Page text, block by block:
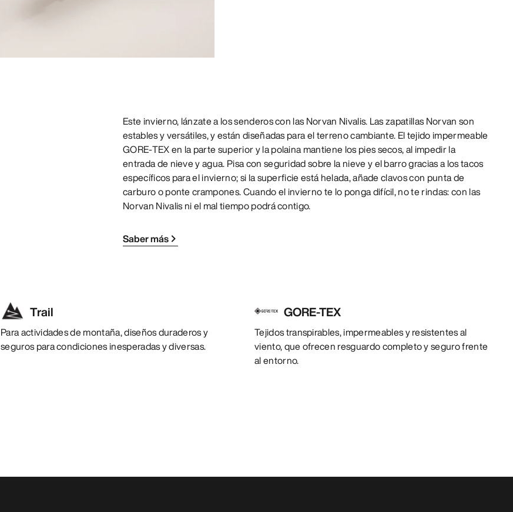
Este invierno, lánzate a los senderos con las Norvan Nivalis. Las zapatillas Norvan son
estables y versátiles, y están diseñadas para el terreno cambiante. El tejido impermeable
GORE-TEX en la parte superior y la polaina mantiene los pies secos, al impedir la
entrada de nieve y agua. Pisa con seguridad sobre la nieve y el barro gracias a los tacos
específicos para el invierno; si la superficie está helada, añade clavos con punta de
carburo o ponte crampones. Cuando el invierno te lo ponga difícil, no te rindas: con las
Norvan Nivalis ni el mal tiempo podrá contigo.
Saber más
Trail
Para actividades de montaña, diseños duraderos y
seguros para condiciones inesperadas y diversas.
GORE-TEX
Tejidos transpirables, impermeables y resistentes al
viento, que ofrecen resguardo completo y seguro frente
al entorno.